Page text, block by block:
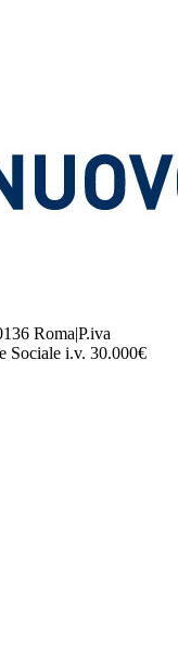
Roma|P.iva
Sociale i.v. 30.000€